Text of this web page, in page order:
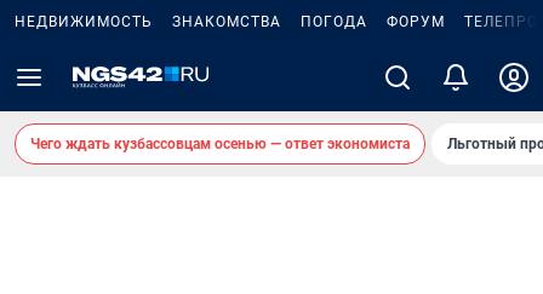
НЕДВИЖИМОСТЬ ЗНАКОМСТВА ПОГОДА ФОРУМ
Чего ждать кузбассовцам осенью — ответ экономиста Льготный